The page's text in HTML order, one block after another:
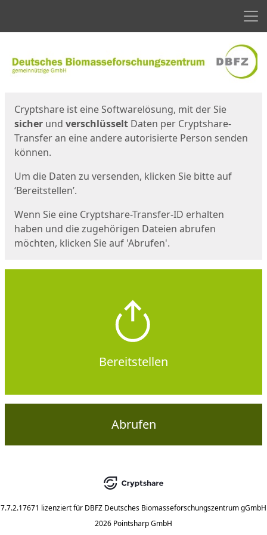
Cryptshare ist eine Softwarelösung, mit der Sie
sicher und verschlüsselt Daten per Cryptshare-
Transfer an eine andere autorisierte Person senden
können.
Um die Daten zu versenden, klicken Sie bitte auf
‘Bereitstellen’.
Wenn Sie eine Cryptshare-Transfer-ID erhalten
haben und die zugehörigen Dateien abrufen
möchten, klicken Sie auf 'Abrufen'.
Bereitstellen
Abrufen
7.7.2.17671 lizenziert für DBFZ Deutsches Biomasseforschungszentrum gGmbH
2026 Pointsharp GmbH